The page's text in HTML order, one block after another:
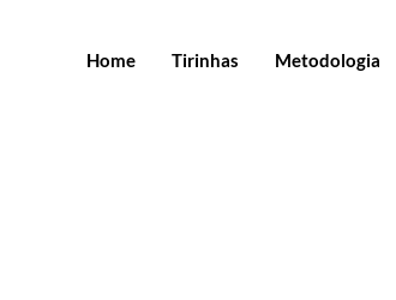
Home Tirinhas Metodologia